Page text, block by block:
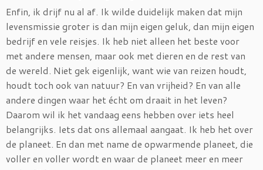
Enfin, ik drijf nu al af. Ik wilde duidelijk maken dat mijn
levensmissie groter is dan mijn eigen geluk, dan mijn eigen
bedrijf en vele reisjes. Ik heb niet alleen het beste voor
met andere mensen, maar ook met dieren en de rest van
de wereld. Niet gek eigenlijk, want wie van reizen houdt,
houdt toch ook van natuur? En van vrijheid? En van alle
andere dingen waar het écht om draait in het leven?
Daarom wil ik het vandaag eens hebben over iets heel
belangrijks. Iets dat ons allemaal aangaat. Ik heb het over
de planeet. En dan met name de opwarmende planeet, die
voller en voller wordt en waar de planeet meer en meer